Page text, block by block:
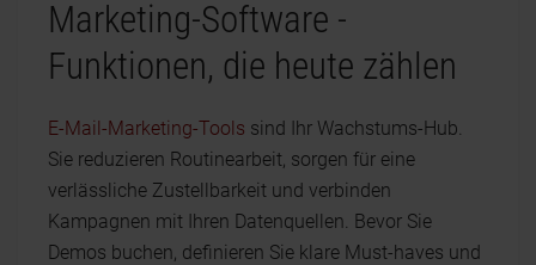
Marketing-Software -
Funktionen, die heute zählen
E-Mail-Marketing-Tools sind Ihr Wachstums-Hub.
Sie reduzieren Routinearbeit, sorgen für eine
verlässliche Zustellbarkeit und verbinden
Kampagnen mit Ihren Datenquellen. Bevor Sie
Demos buchen, definieren Sie klare Must-haves und